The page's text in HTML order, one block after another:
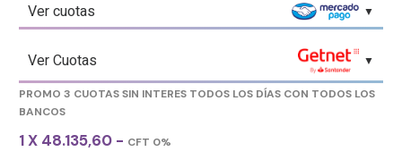
Ver cuotas
Ver Cuotas
PROMO 3 CUOTAS SIN INTERES TODOS LOS DÍAS CON TODOS LOS
BANCOS
1 X 48.135,60 - CFT 0%